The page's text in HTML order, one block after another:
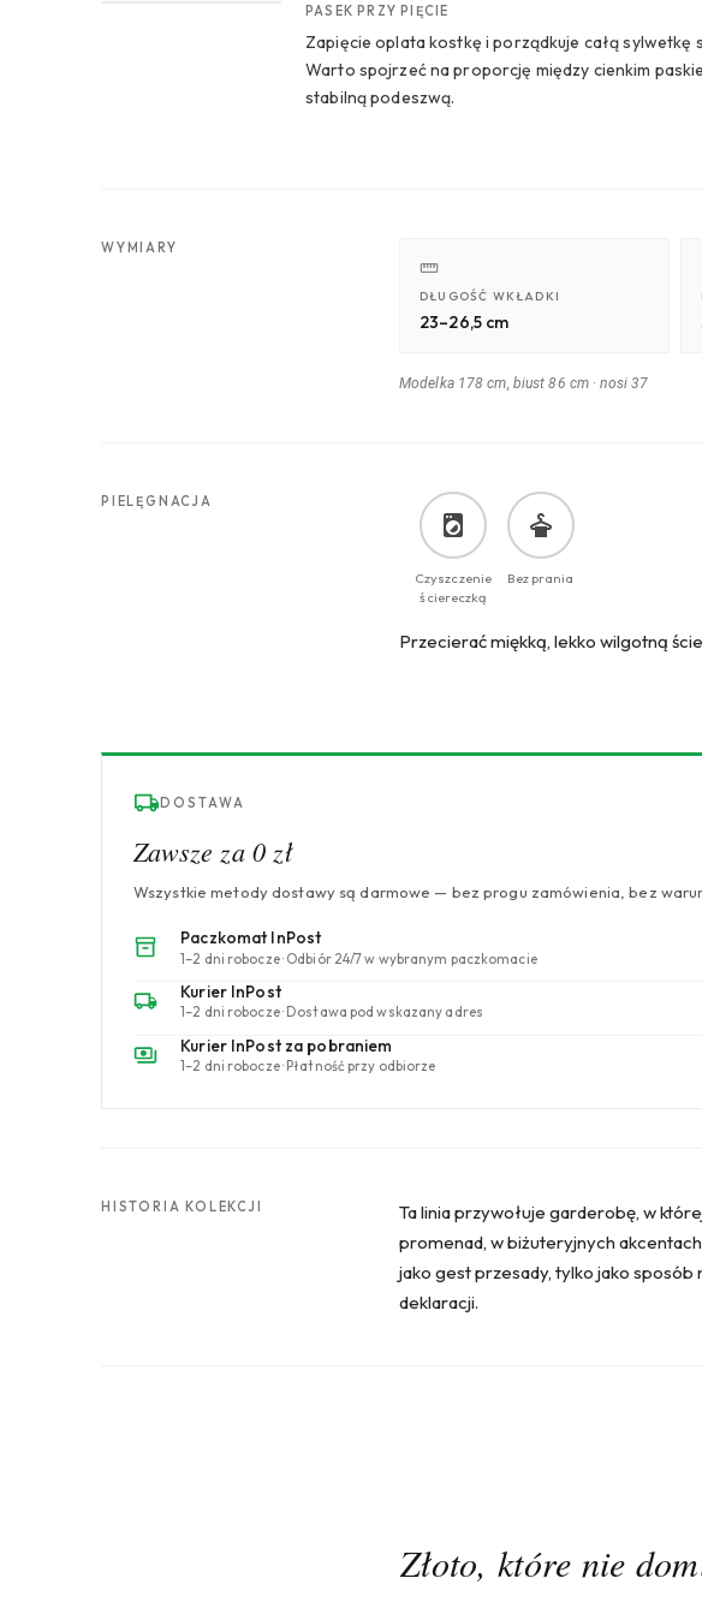
PASEK PRZY PIĘCIE
Zapięcie oplata kostkę i porządkuje całą sylwetkę
Warto spojrzeć na proporcję między cienkim
stabilną podeszwą.
WYMIARY
DŁUGOŚĆ WKŁADKI
23–26,5 cm
Modelka 178 cm, biust 86 cm ·nosi 37
PIELĘGNACJA
Czyszczenie
ściereczką
Bez prania
Przecierać miękką, lekko wilgotną
DOSTAWA
Zawsze za 0 zł
Wszystkie metody dostawy są darmowe — bez progu zamówienia, bez
Paczkomat InPost
1–2 dni robocze · Odbiór 24/7 w wybranym paczkomacie
Kurier InPost
1–2 dni robocze · Dostawa pod wskazany adres
Kurier InPost za pobraniem
1–2 dni robocze · Płatność przy odbiorze
HISTORIA KOLEKCJI
Ta linia przywołuje garderobę, w
promenad, w biżuteryjnych
jako gest przesady, tylko jako sposób
deklaracji.
Złoto, które nie